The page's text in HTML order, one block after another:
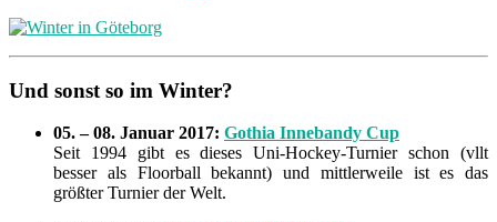
Und sonst so im Winter?
05. – 08. Januar 2017: Gothia Innebandy Cup
Seit 1994 gibt es dieses Uni-Hockey-Turnier schon (vllt
besser als Floorball bekannt) und mittlerweile ist es das
größter Turnier der Welt.